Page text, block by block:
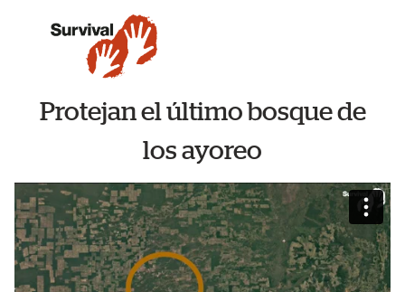
Protejan el último bosque de
los ayoreo